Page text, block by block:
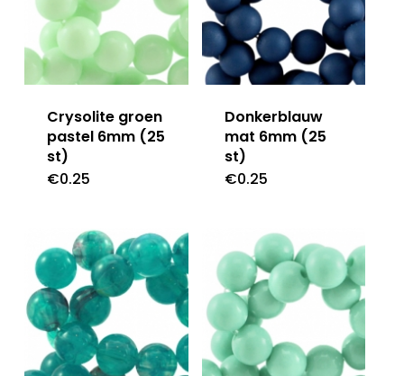
Crysolite groen
pastel 6mm (25
st)
€0.25
Donkerblauw
mat 6mm (25
st)
€0.25